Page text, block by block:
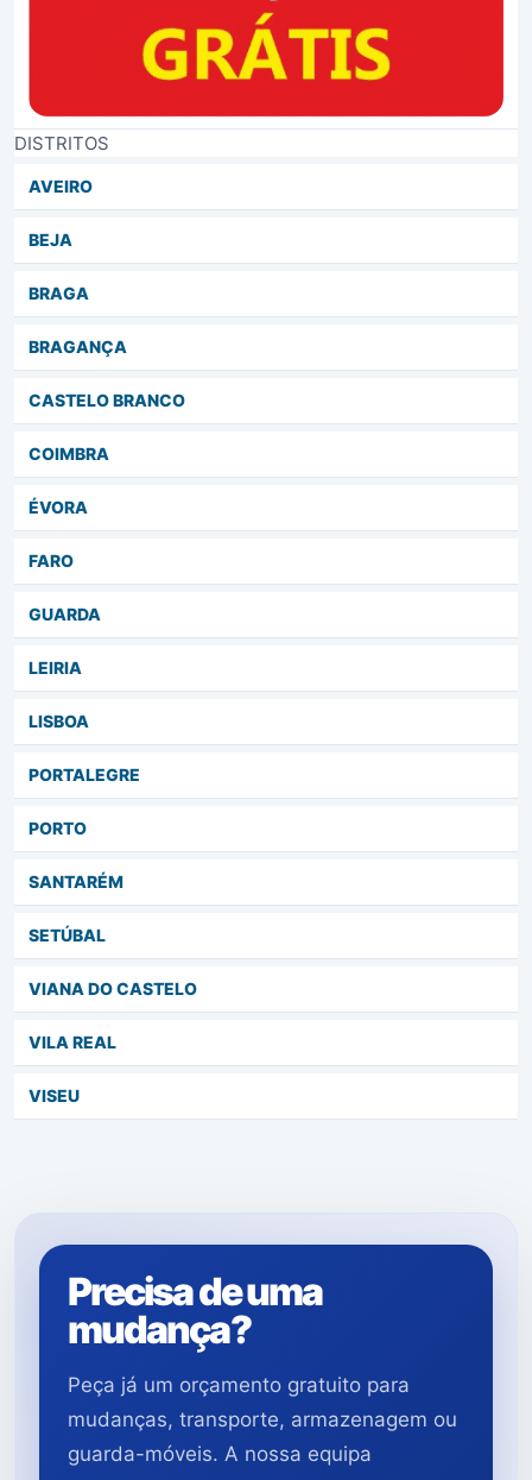
DISTRITOS
AVEIRO
BEJA
BRAGA
BRAGANÇA
CASTELO BRANCO
COIMBRA
ÉVORA
FARO
GUARDA
LEIRIA
LISBOA
PORTALEGRE
PORTO
SANTARÉM
SETÚBAL
VIANA DO CASTELO
VILA REAL
VISEU
Precisa de uma
mudança?
Peça já um orçamento gratuito para
mudanças, transporte, armazenagem ou
guarda-móveis. A nossa equipa